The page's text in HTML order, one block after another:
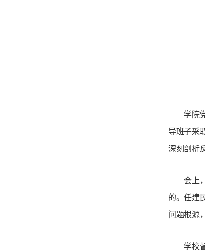
学院
导班子采
深刻剖析
会上
的。任建
问题根源
学校